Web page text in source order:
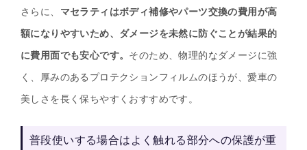
さらに、 マセラティはボディ補修やパーツ交換の費用が高
額になりやすいため、ダメージを未然に防ぐことが結果的
に費用面でも安心です。 そのため、物理的なダメージに強
く、厚みのあるプロテクションフィルムのほうが、愛車の
美しさを長く保ちやすくおすすめです。
普段使いする場合はよく触れる部分への保護が重